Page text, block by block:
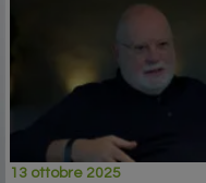
13 ottobre 2025